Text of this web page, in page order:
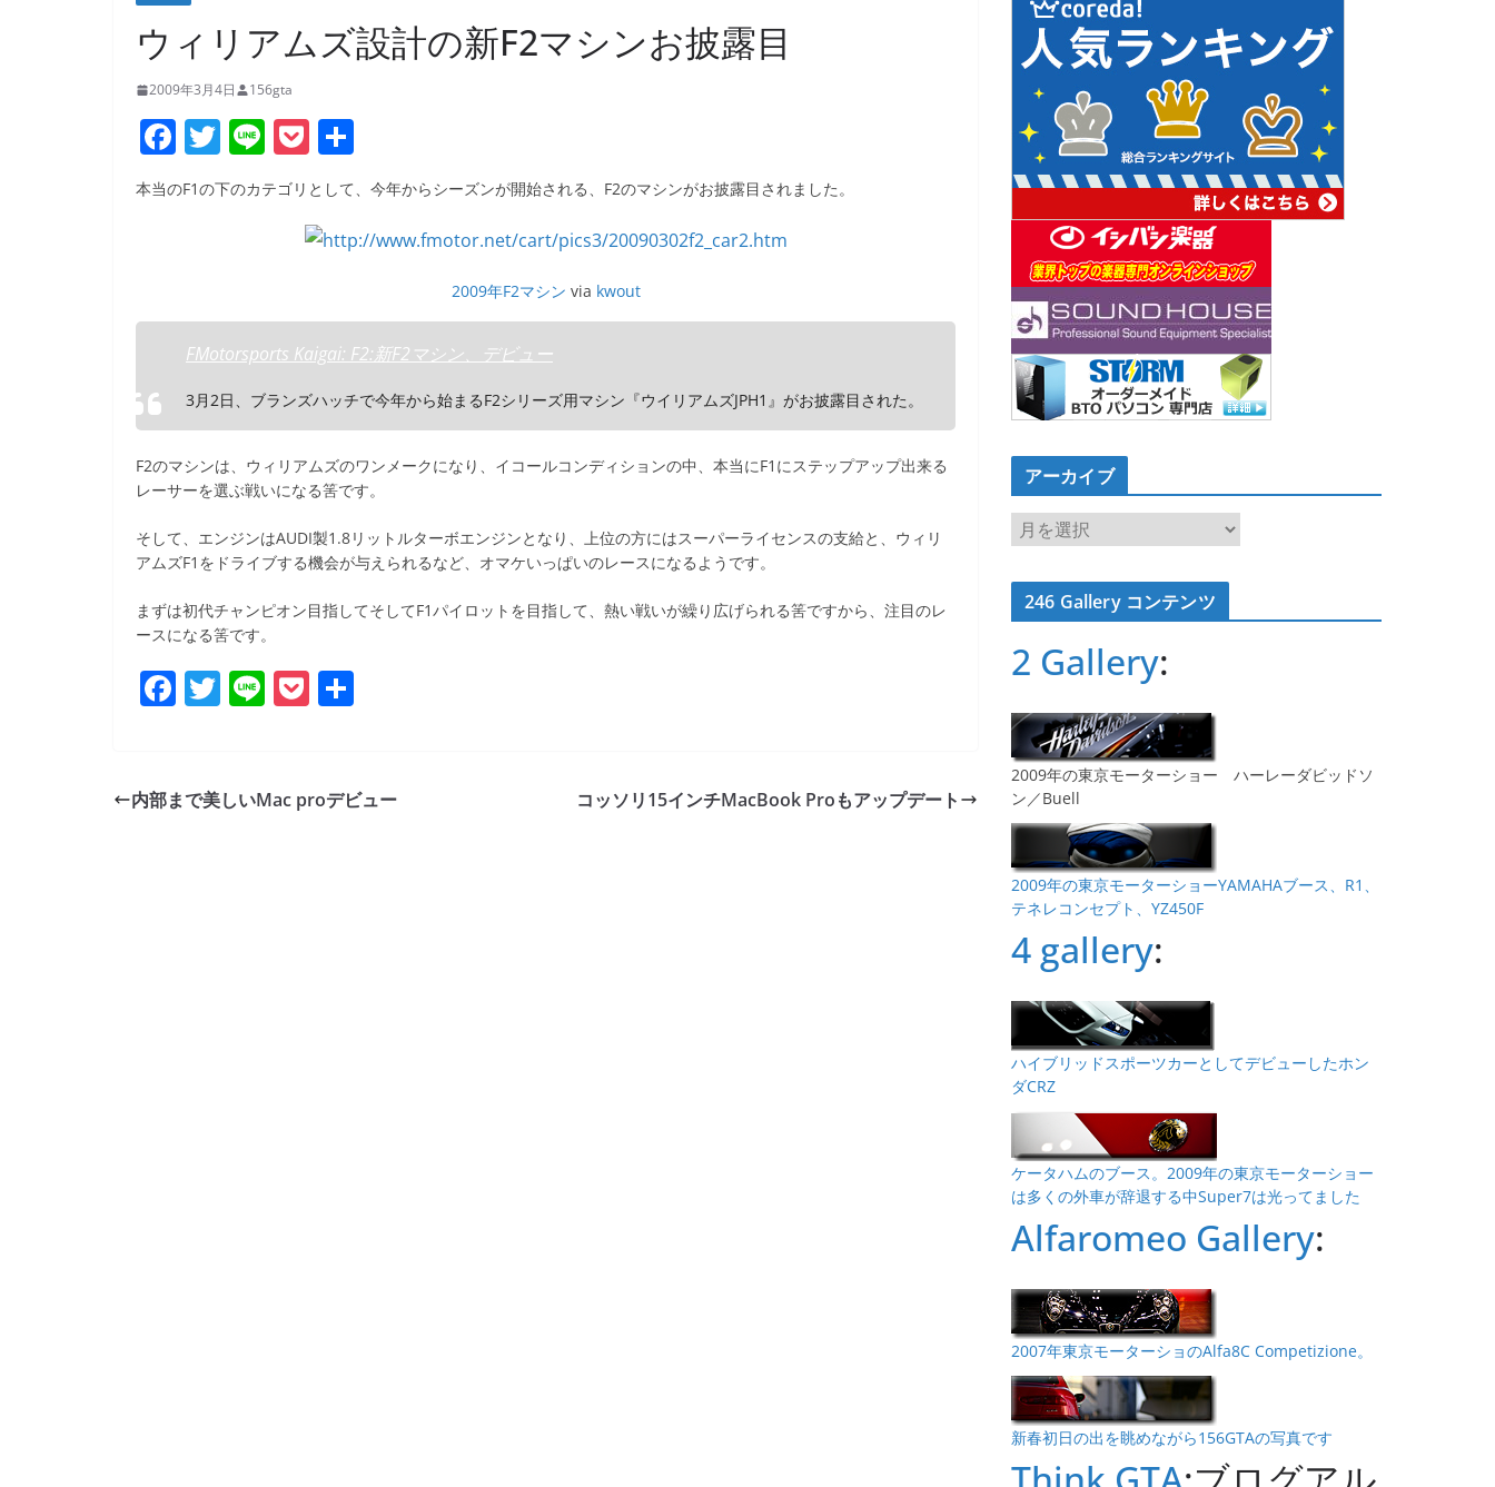
ウィリアムズ設計の新F2マシンお披露目
2009年3月4日 156gta
F
a
c
o
o
k
T
w
itt
Li
n
e
P
o
ck
et
有
本当のF1の下のカテゴリとして、今年からシーズンが開始される、F2のマシンがお披露目されました。
2009年F2マシン via kwout
FMotorsports Kaigai: F2:新F2マシン、デビュー
3月2日、ブランズハッチで今年から始まるF2シリーズ用マシン『ウイリアムズJPH1』がお披露目された。
F2のマシンは、ウィリアムズのワンメークになり、イコールコンディションの中、本当にF1にステップアップ出来る
レーサーを選ぶ戦いになる筈です。
そして、エンジンはAUDI製1.8リットルターボエンジンとなり、上位の方にはスーパーライセンスの支給と、ウィリ
アムズF1をドライブする機会が与えられるなど、オマケいっぱいのレースになるようです。
まずは初代チャンピオン目指してそしてF1パイロットを目指して、熱い戦いが繰り広げられる筈ですから、注目のレ
ースになる筈です。
F
e
T
er
Li P
et
内部まで美しいMac proデビュー コッソリ15インチMacBook Proもアップデート
アーカイブ
ア
ー
カ
イ246 Gallery コンテンツ
2 Gallery:
2009年の東京モーターショー ハーレーダビッドソ
ン／Buell
2009年の東京モーターショーYAMAHAブース、R1、
テネレコンセプト、YZ450F
4 gallery:
ハイブリッドスポーツカーとしてデビューしたホン
ダCRZ
ケータハムのブース。2009年の東京モーターショー
は多くの外車が辞退する中Super7は光ってました
Alfaromeo Gallery:
2007年東京モーターショのAlfa8C Competizione。
新春初日の出を眺めながら156GTAの写真です